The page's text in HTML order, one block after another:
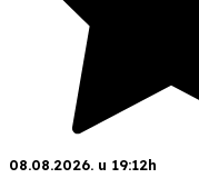
08.08.2026. u 19:12h